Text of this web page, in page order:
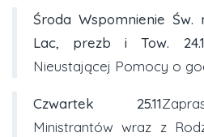
Środa Wspomnienie Św.
Lac, prezb i Tow.
Nieustającej Pomocy o
Czwartek 25.11
Ministrantów wraz z